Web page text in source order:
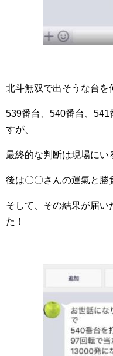
北斗無双で出そうな台を
539番台、540番台、
すが、
最終的な判断は現場にい
後は〇〇さんの運氣と勝
そして、その結果が届い
た！